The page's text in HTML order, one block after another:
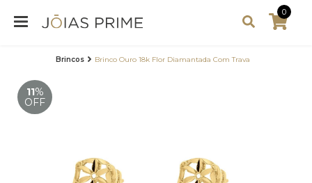
0
Brincos Brinco Ouro 18k Flor Diamantada Com Trava
11%
OFF